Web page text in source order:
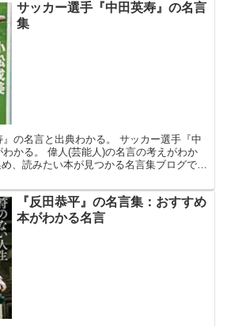
サッカー選手『中田英寿』の名言
集
の名言と出典わかる。 サッカー選手『中
かる。 偉人(芸能人)の名言の考えがわか
、読みたい本が見つかる名言集ブログでお
『反田恭平』の名言集：おすすめ
本がわかる名言